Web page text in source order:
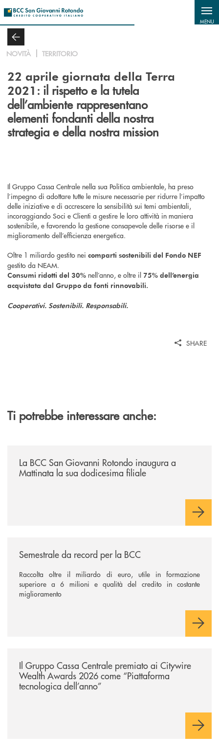
MENU
NOVITÀ TERRITORIO
22 aprile giornata della Terra
2021 : il rispetto e la tutela
dell’ambiente rappresentano
elementi fondanti della nostra
strategia e della nostra mission
Il Gruppo Cassa Centrale nella sua Politica ambientale, ha preso
l’impegno di adottare tutte le misure necessarie per ridurre l’impatto
delle iniziative e di accrescere la sensibilità sui temi ambientali,
incoraggiando Soci e Clienti a gestire le loro attività in maniera
sostenibile, e favorendo la gestione consapevole delle risorse e il
miglioramento dell’efficienza energetica.
Oltre 1 miliardo gestito nei comparti sostenibili del Fondo NEF
gestito da NEAM.
Consumi ridotti del 30% nell’anno, e oltre il 75% dell’energia
acquistata dal Gruppo da fonti rinnovabili.
Cooperativi. Sostenibili. Responsabili.
SHARE
Ti potrebbe interessare anche:
La BCC San Giovanni Rotondo inaugura a
Mattinata la sua dodicesima filiale
Semestrale da record per la BCC
Raccolta oltre il miliardo di euro, utile in formazione
superiore a 6 milioni e qualità del credito in costante
miglioramento
Il Gruppo Cassa Centrale premiato ai Citywire
Wealth Awards 2026 come “Piattaforma
tecnologica dell’anno”